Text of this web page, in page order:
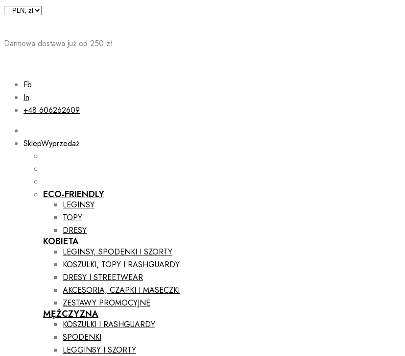
Skip
Darmowa dostawa już od 250 zł
Fb
In
+48 606262609
SklepWyprzedaż
ECO-FRIENDLY
LEGINSY
TOPY
DRESY
KOBIETA
LEGINSY, SPODENKI I SZORTY
KOSZULKI, TOPY I RASHGUARDY
DRESY I STREETWEAR
AKCESORIA, CZAPKI I MASECZKI
ZESTAWY PROMOCYJNE
MĘŻCZYZNA
KOSZULKI I RASHGUARDY
SPODENKI
LEGGINSY I SZORTY